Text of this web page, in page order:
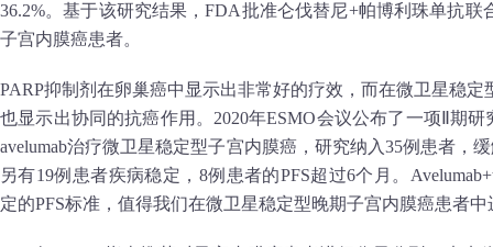
36.2%。基于该研究结果，FDA批准仑伐替尼+帕博利珠单抗联
子宫内膜癌患者。
PARP抑制剂在卵巢癌中显示出非常好的疗效，而在微卫星稳
也显示出协同的抗癌作用。2020年ESMO会议公布了一项Ⅱ期研
avelumab治疗微卫星稳定型子宫内膜癌，研究纳入35例患者，
另有19例患者疾病稳定，8例患者的PFS超过6个月。
定的PFS标准，值得我们在微卫星稳定型晚期子宫内膜癌患者